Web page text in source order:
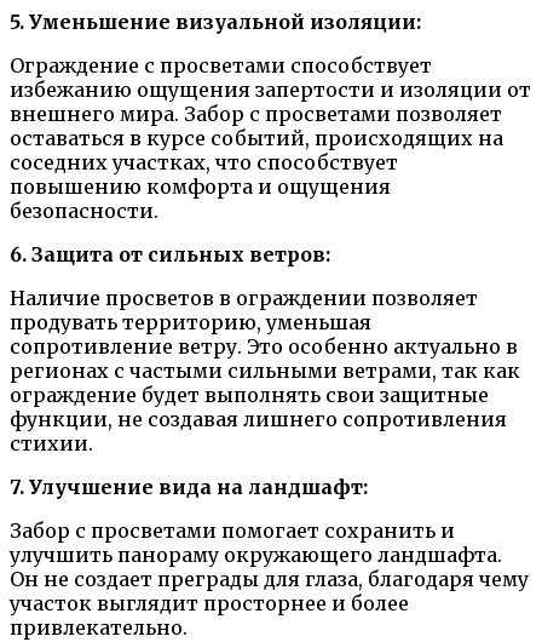
5. Уменьшение визуальной изоляции:
Ограждение с просветами способствует
избежанию ощущения запертости и изоляции от
внешнего мира. Забор с просветами позволяет
оставаться в курсе событий, происходящих на
соседних участках, что способствует
повышению комфорта и ощущения
безопасности.
6. Защита от сильных ветров:
Наличие просветов в ограждении позволяет
продувать территорию, уменьшая
сопротивление ветру. Это особенно актуально в
регионах с частыми сильными ветрами, так как
ограждение будет выполнять свои защитные
функции, не создавая лишнего сопротивления
стихии.
7. Улучшение вида на ландшафт:
Забор с просветами помогает сохранить и
улучшить панораму окружающего ландшафта.
Он не создает преграды для глаза, благодаря чему
участок выглядит просторнее и более
привлекательно.